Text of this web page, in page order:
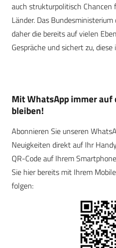
auch strukturpolitisch Chancen
Länder. Das
daher die bereits auf vielen
Gespräche und sichert zu,
Mit WhatsApp immer auf
bleiben!
Abonnieren Sie unseren
Neuigkeiten direkt auf Ihr
QR-Code auf Ihrem
Sie hier bereits mit Ihrem
folgen: